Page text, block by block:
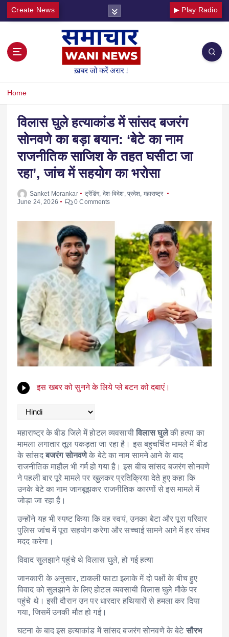
Create News ▶ Play Radio
Home
विलास घुले हत्याकांड में सांसद बजरंग
सोनवणे का बड़ा बयान: ‘बेटे का नाम
राजनीतिक साजिश के तहत घसीटा जा
रहा’, जांच में सहयोग का भरोसा
Sanket Morankar ट्रेंडिंग, देश-विदेश प्रदेश महाराष्ट्र
June 24, 2026
0 Comments
इस खबर को सुनने के लिये प्ले बटन को दबाएं।
महाराष्ट्र के बीड जिले में होटल व्यवसायीविलास घुलेकी हत्या का
मामला लगातार तूल पकड़ता जा रहा है। इस बहुचर्चित मामले में बीड
के सांसदबजरंग सोनवणेके बेटे का नाम सामने आने के बाद
राजनीतिक माहौल भी गर्म हो गया है। इस बीच सांसद बजरंग सोनवणे
ने पहली बार पूरे मामले पर खुलकर प्रतिक्रिया देते हुए कहा कि
उनके बेटे का नाम जानबूझकर राजनीतिक कारणों से इस मामले में
जोड़ा जा रहा है।
उन्होंने यह भी स्पष्ट किया कि वह स्वयं, उनका बेटा और पूरा परिवार
पुलिस जांच में पूरा सहयोग करेगा और सच्चाई सामने आने में हर संभव
मदद करेगा।
विवाद सुलझाने पहुंचे थे विलास घुले, हो गई हत्या
जानकारी के अनुसार, टाकली फाटा इलाके में दो पक्षों के बीच हुए
विवाद को सुलझाने के लिए होटल व्यवसायी विलास घुले मौके पर
पहुंचे थे। इसी दौरान उन पर धारदार हथियारों से हमला कर दिया
गया, जिसमें उनकी मौत हो गई।
घटना के बाद इस हत्याकांड में सांसद बजरंग सोनवणे के बेटेसौरभ